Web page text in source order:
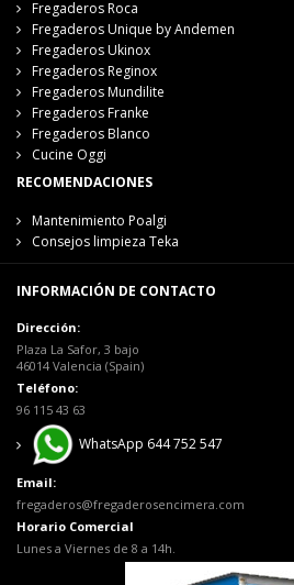
Fregaderos Roca
Fregaderos Unique by Andemen
Fregaderos Ukinox
Fregaderos Reginox
Fregaderos Mundilite
Fregaderos Franke
Fregaderos Blanco
Cucine Oggi
RECOMENDACIONES
Mantenimiento Poalgi
Consejos limpieza Teka
INFORMACIÓN DE CONTACTO
Dirección:
Plaza La Safor, 3 bajo
46014 Valencia (Spain)
Teléfono:
96 115 43 63
WhatsApp 644 752 547
Email:
fregaderos@fregaderosencimera.com
Horario Comercial
Lunes a Viernes de 8 a 14h.